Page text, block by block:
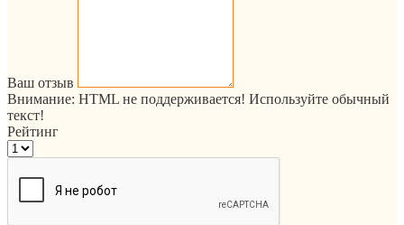
Ваш отзыв
Внимание: HTML не поддерживается! Используйте обычный
текст!
Рейтинг